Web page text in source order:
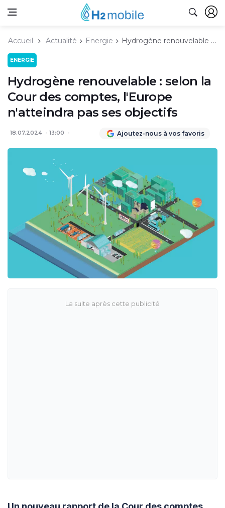
Accueil Actualité Energie Hydrogène renouvelable : selon la Cour des comptes, l'Europe n'atteindra pas ses objectifs
ENERGIE
Hydrogène renouvelable : selon la
Cour des comptes, l'Europe
n'atteindra pas ses objectifs
18.07.2024 13:00 Ajoutez-nous à vos favoris